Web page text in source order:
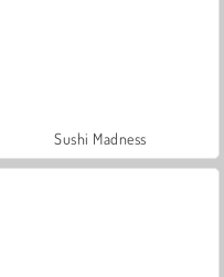
Sushi Madness